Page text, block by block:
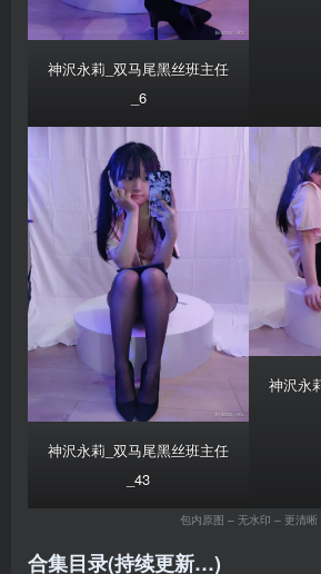
神沢永莉_双马尾黑丝班主任
_6
神沢永莉_双马尾黑丝班主任
_43
神沢永
包内原图 – 无水印 – 更清晰
合集目录(持续更新…)